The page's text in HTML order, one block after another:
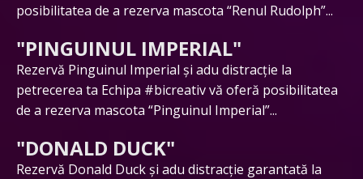
posibilitatea de a rezerva mascota “Renul Rudolph”...
"PINGUINUL IMPERIAL"
Rezervă Pinguinul Imperial și adu distracție la
petrecerea ta Echipa #bicreativ vă oferă posibilitatea
de a rezerva mascota “Pinguinul Imperial”...
"DONALD DUCK"
Rezervă Donald Duck și adu distracție garantată la